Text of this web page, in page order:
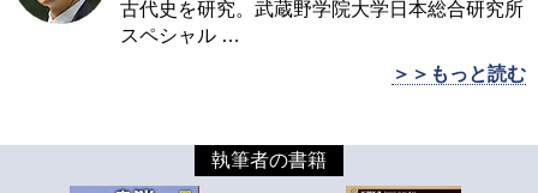
古代史を研究。武蔵野学院大学日本総合研究所
スペシャル …
＞＞もっと読む
執筆者の書籍